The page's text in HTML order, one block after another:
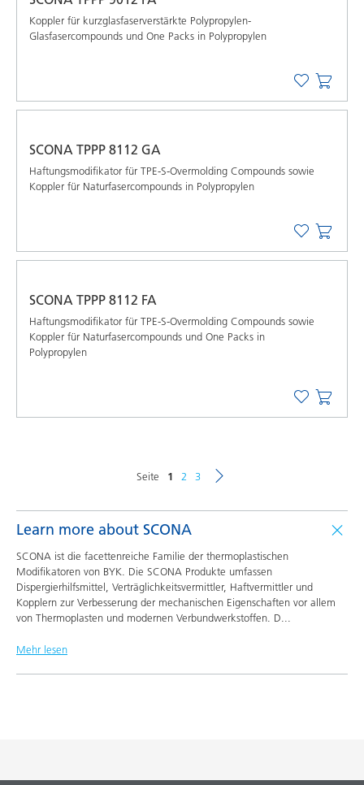
Koppler für kurzglasfaserverstärkte Polypropylen-
Glasfasercompounds und One Packs in Polypropylen
SCONA TPPP 8112 GA
Haftungsmodifikator für TPE-S-Overmolding Compounds sowie
Koppler für Naturfasercompounds in Polypropylen
SCONA TPPP 8112 FA
Haftungsmodifikator für TPE-S-Overmolding Compounds sowie
Koppler für Naturfasercompounds und One Packs in
Polypropylen
Seite 1 2 3
Learn more about SCONA
SCONA ist die facettenreiche Familie der thermoplastischen
Modifikatoren von BYK. Die SCONA Produkte umfassen
Dispergierhilfsmittel, Verträglichkeitsvermittler, Haftvermittler und
Kopplern zur Verbesserung der mechanischen Eigenschaften vor allem
von Thermoplasten und modernen Verbundwerkstoffen. D
Mehr lesen